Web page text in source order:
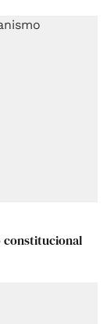
constitucional